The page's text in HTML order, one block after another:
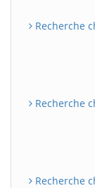
Recherche
Recherche
Recherche